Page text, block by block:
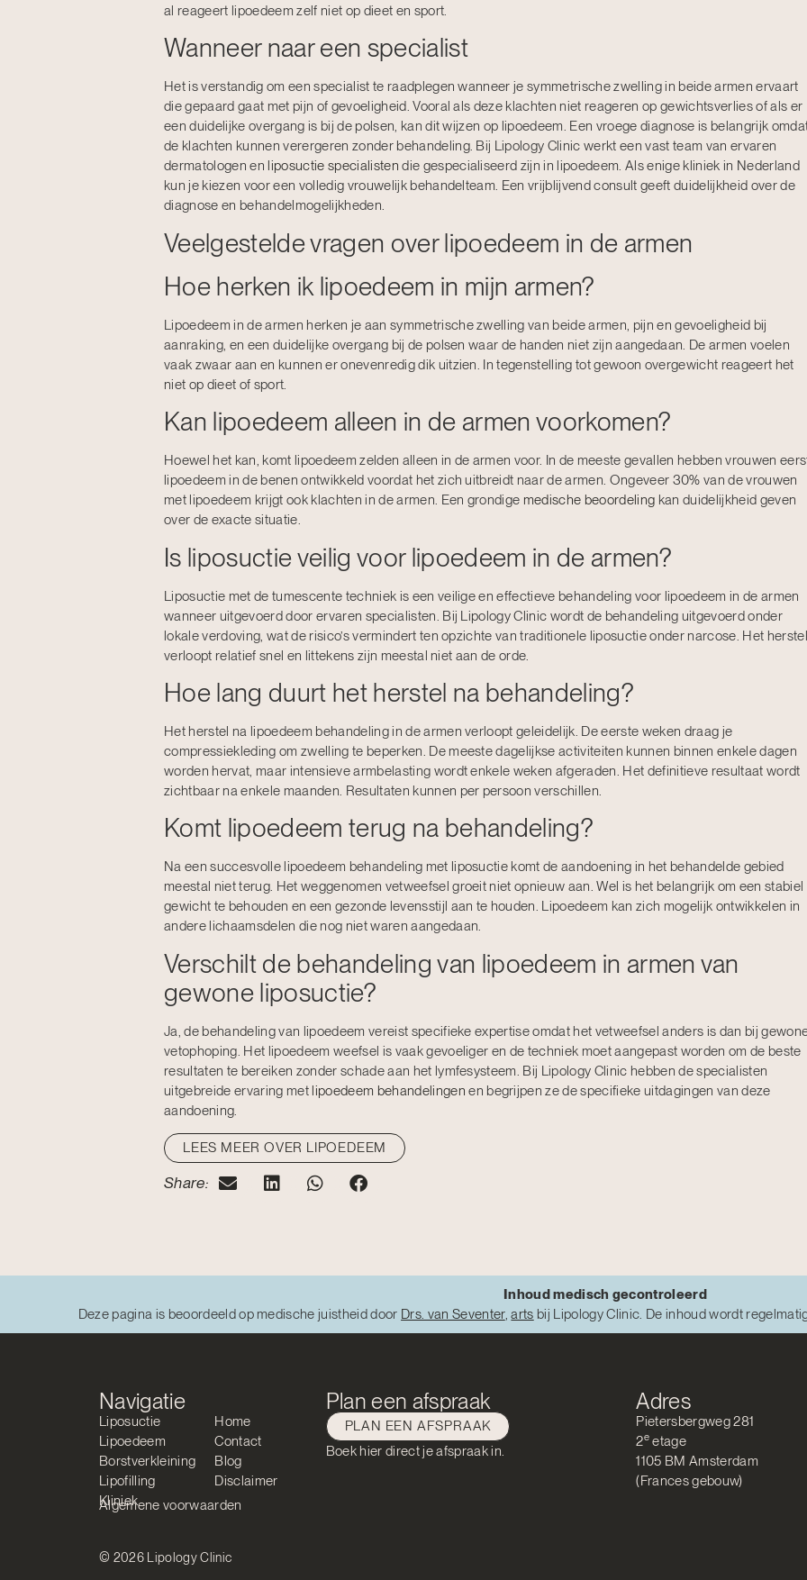
al reageert lipoedeem zelf niet op dieet en sport.
Wanneer naar een specialist
Het is verstandig om een specialist te raadplegen wanneer je symmetrische zwelling in beide armen ervaart
die gepaard gaat met pijn of gevoeligheid. Vooral als deze klachten niet reageren op gewichtsverlies of als er
een duidelijke overgang is bij de polsen, kan dit wijzen op lipoedeem. Een vroege diagnose is belangrijk
de klachten kunnen verergeren zonder behandeling. Bij Lipology Clinic werkt een vast team van ervaren
dermatologen en liposuctie specialisten die gespecialiseerd zijn in lipoedeem. Als enige kliniek in Nederland
kun je kiezen voor een volledig vrouwelijk behandelteam. Een vrijblijvend consult geeft duidelijkheid over de
diagnose en behandelmogelijkheden.
Veelgestelde vragen over lipoedeem in de armen
Hoe herken ik lipoedeem in mijn armen?
Lipoedeem in de armen herken je aan symmetrische zwelling van beide armen, pijn en gevoeligheid bij
aanraking, en een duidelijke overgang bij de polsen waar de handen niet zijn aangedaan. De armen voelen
vaak zwaar aan en kunnen er onevenredig dik uitzien. In tegenstelling tot gewoon overgewicht reageert het
niet op dieet of sport.
Kan lipoedeem alleen in de armen voorkomen?
Hoewel het kan, komt lipoedeem zelden alleen in de armen voor. In de meeste gevallen hebben vrouwen
lipoedeem in de benen ontwikkeld voordat het zich uitbreidt naar de armen. Ongeveer 30% van de vrouwen
met lipoedeem krijgt ook klachten in de armen. Een grondige medische beoordeling kan duidelijkheid geven
over de exacte situatie.
Is liposuctie veilig voor lipoedeem in de armen?
Liposuctie met de tumescente techniek is een veilige en effectieve behandeling voor lipoedeem in de armen
wanneer uitgevoerd door ervaren specialisten. Bij Lipology Clinic wordt de behandeling uitgevoerd onder
lokale verdoving, wat de risico’s vermindert ten opzichte van traditionele liposuctie onder narcose. Het herstel
verloopt relatief snel en littekens zijn meestal niet aan de orde.
Hoe lang duurt het herstel na behandeling?
Het herstel na lipoedeem behandeling in de armen verloopt geleidelijk. De eerste weken draag je
compressiekleding om zwelling te beperken. De meeste dagelijkse activiteiten kunnen binnen enkele dagen
worden hervat, maar intensieve armbelasting wordt enkele weken afgeraden. Het definitieve resultaat wordt
zichtbaar na enkele maanden. Resultaten kunnen per persoon verschillen.
Komt lipoedeem terug na behandeling?
Na een succesvolle lipoedeem behandeling met liposuctie komt de aandoening in het behandelde gebied
meestal niet terug. Het weggenomen vetweefsel groeit niet opnieuw aan. Wel is het belangrijk om een stabiel
gewicht te behouden en een gezonde levensstijl aan te houden. Lipoedeem kan zich mogelijk ontwikkelen in
andere lichaamsdelen die nog niet waren aangedaan.
Verschilt de behandeling van lipoedeem in armen van
gewone liposuctie?
Ja, de behandeling van lipoedeem vereist specifieke expertise omdat het vetweefsel anders is dan bij
vetophoping. Het lipoedeem weefsel is vaak gevoeliger en de techniek moet aangepast worden om de beste
resultaten te bereiken zonder schade aan het lymfesysteem. Bij Lipology Clinic hebben de specialisten
uitgebreide ervaring met lipoedeem behandelingen en begrijpen ze de specifieke uitdagingen van deze
aandoening.
LEES MEER OVER LIPOEDEEM
Share:
Inhoud medisch gecontroleerd
Deze pagina is beoordeeld op medische juistheid door Drs. van Seventer,arts bij Lipology Clinic. De inhoud wordt
Navigatie
Liposuctie
Lipoedeem
Borstverkleining
Lipofilling
Kliniek
Home
Contact
Blog
Disclaimer
Algemene voorwaarden
© 2026 Lipology Clinic
Plan een afspraak
PLAN EEN AFSPRAAK
Boek hier direct je afspraak in.
Adres
Pietersbergweg 281
2e etage
1105 BM Amsterdam
(Frances gebouw)